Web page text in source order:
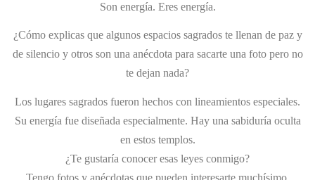
Son energía. Eres energía.
¿Cómo explicas que algunos espacios sagrados te llenan de paz y
de silencio y otros son una anécdota para sacarte una foto pero no
te dejan nada?
Los lugares sagrados fueron hechos con lineamientos especiales.
Su energía fue diseñada especialmente. Hay una sabiduría oculta
en estos templos.
¿Te gustaría conocer esas leyes conmigo?
Tengo fotos y anécdotas que pueden interesarte muchísimo.